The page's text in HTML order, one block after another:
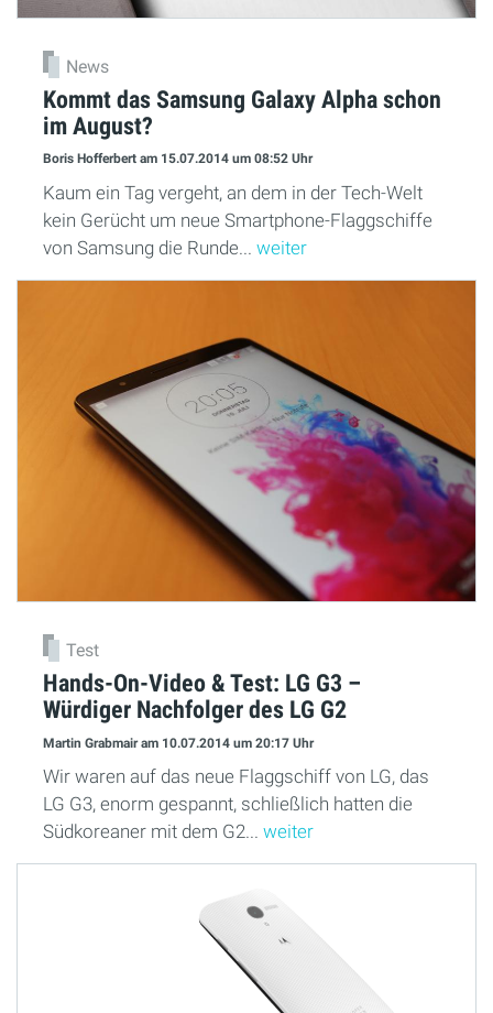
News
Kommt das Samsung Galaxy Alpha schon
im August?
Boris Hofferbert am 15.07.2014 um 08:52 Uhr
Kaum ein Tag vergeht, an dem in der Tech-Welt
kein Gerücht um neue Smartphone-Flaggschiffe
von Samsung die Runde... weiter
Test
Hands-On-Video & Test: LG G3 –
Würdiger Nachfolger des LG G2
Martin Grabmairam 10.07.2014 um 20:17 Uhr
Wir waren auf das neue Flaggschiff von LG, das
LG G3, enorm gespannt, schließlich hatten die
Südkoreaner mit dem G2... weiter